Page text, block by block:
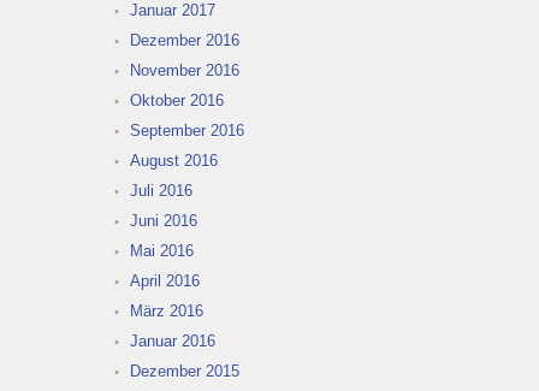
Januar 2017
Dezember 2016
November 2016
Oktober 2016
September 2016
August 2016
Juli 2016
Juni 2016
Mai 2016
April 2016
März 2016
Januar 2016
Dezember 2015